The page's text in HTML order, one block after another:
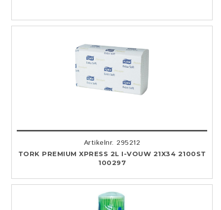
Artikelnr. 295212
TORK PREMIUM XPRESS 2L I-VOUW 21X34 2100ST
100297